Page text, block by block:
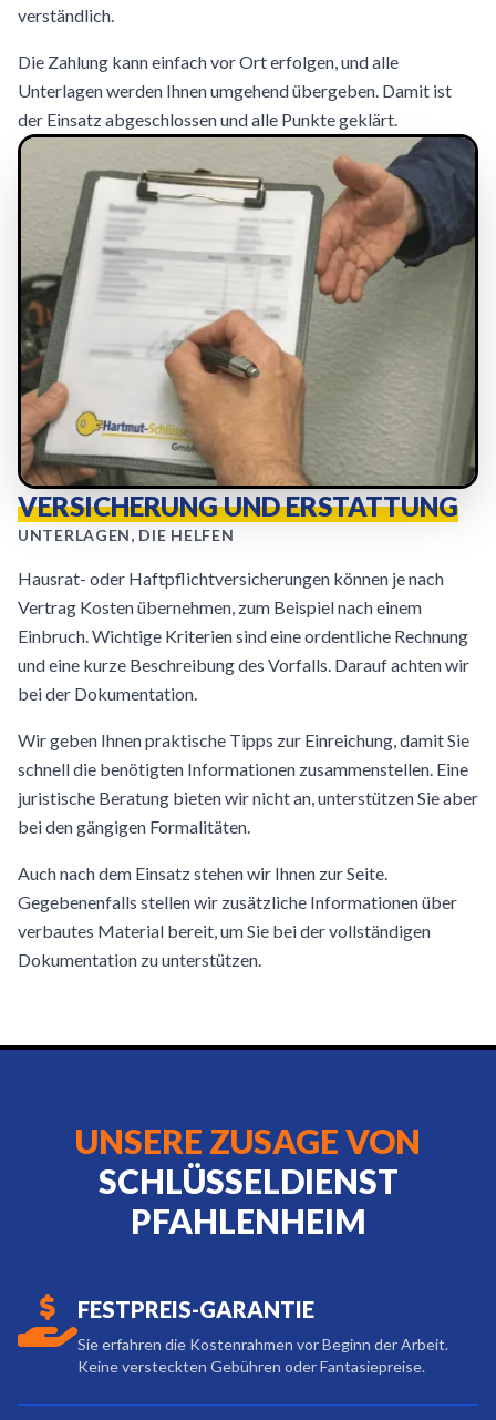
verständlich.
Die Zahlung kann einfach vor Ort erfolgen, und alle
Unterlagen werden Ihnen umgehend übergeben. Damit ist
der Einsatz abgeschlossen und alle Punkte geklärt.
VERSICHERUNG UND ERSTATTUNG
UNTERLAGEN, DIE HELFEN
Hausrat- oder Haftpflichtversicherungen können je nach
Vertrag Kosten übernehmen, zum Beispiel nach einem
Einbruch. Wichtige Kriterien sind eine ordentliche Rechnung
und eine kurze Beschreibung des Vorfalls. Darauf achten wir
bei der Dokumentation.
Wir geben Ihnen praktische Tipps zur Einreichung, damit Sie
schnell die benötigten Informationen zusammenstellen. Eine
juristische Beratung bieten wir nicht an, unterstützen Sie aber
bei den gängigen Formalitäten.
Auch nach dem Einsatz stehen wir Ihnen zur Seite.
Gegebenenfalls stellen wir zusätzliche Informationen über
verbautes Material bereit, um Sie bei der vollständigen
Dokumentation zu unterstützen.
UNSERE ZUSAGE VON
SCHLÜSSELDIENST
PFAHLENHEIM
FESTPREIS-GARANTIE
Sie erfahren die Kostenrahmen vor Beginn der Arbeit.
Keine versteckten Gebühren oder Fantasiepreise.